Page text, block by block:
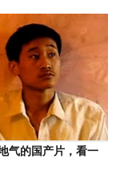
气的国产片，看一